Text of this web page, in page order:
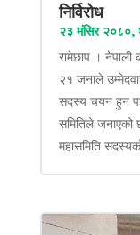
निर्विरोध
२३ मंसिर २०८०,
रामेछाप । नेपाली
२१ जनाले
सदस्य चयन हुन
समितिले जनाएको
महासमिति